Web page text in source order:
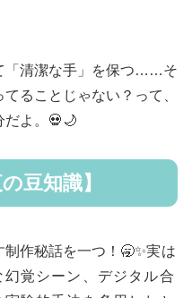
「清潔な手」を保つ……そ
ることじゃない？って、
だよ。💀🌙
豆知識】
作秘話を一つ！🥱✨実は
覚シーン、 デジタル合